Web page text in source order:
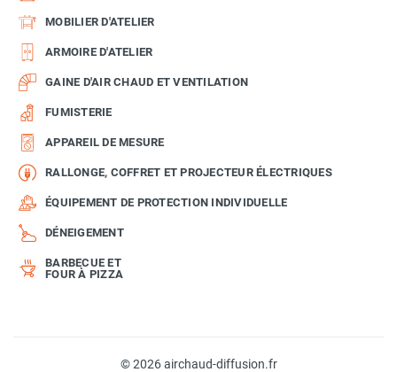
MOBILIER D'ATELIER
ARMOIRE D'ATELIER
GAINE D'AIR CHAUD ET VENTILATION
FUMISTERIE
APPAREIL DE MESURE
RALLONGE, COFFRET ET PROJECTEUR ÉLECTRIQUES
ÉQUIPEMENT DE PROTECTION INDIVIDUELLE
DÉNEIGEMENT
BARBECUE ET
FOUR À PIZZA
© 2026 airchaud-diffusion.fr